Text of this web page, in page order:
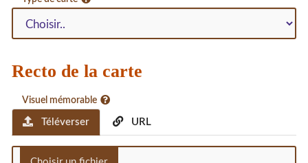
Recto de la carte
Visuel mémorable
Téléverser URL